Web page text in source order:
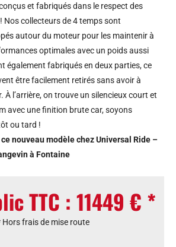
et fabriqués dans le respect des
Nos collecteurs de 4 temps sont
autour du moteur pour les maintenir à
optimales avec un poids aussi
également fabriqués en deux parties, ce
être facilement retirés sans avoir à
À l’arrière, on trouve un silencieux court et
avec une finition brute car, soyons
ou tard !
nouveau modèle chez Universal Ride –
à Fontaine
TTC : 11449 € *
Hors frais de mise route